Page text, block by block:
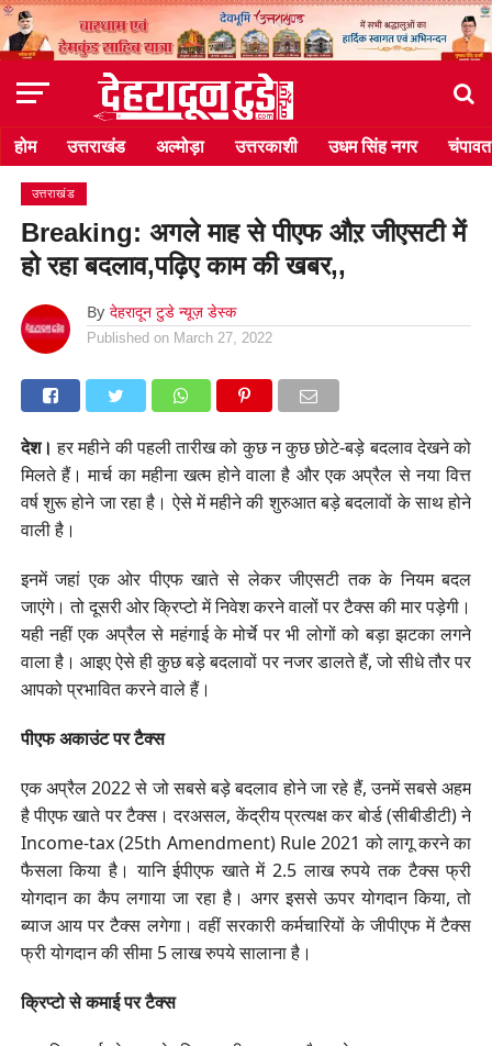
होम उत्तराखंड अल्मोड़ा उत्तरकाशी उधम सिंह नगर चंपावत
उत्तराखंड
Breaking: अगले माह से पीएफ औऱ जीएसटी में
हो रहा बदलाव,पढ़िए काम की खबर,,
By देहरादून टुडे न्यूज़ डेस्क
Published on March 27, 2022
देश। हर महीने की पहली तारीख को कुछ न कुछ छोटे-बड़े बदलाव देखने को
मिलते हैं। मार्च का महीना खत्म होने वाला है और एक अप्रैल से नया वित्त
वर्ष शुरू होने जा रहा है। ऐसे में महीने की शुरुआत बड़े बदलावों के साथ होने
वाली है।
इनमें जहां एक ओर पीएफ खाते से लेकर जीएसटी तक के नियम बदल
जाएंगे। तो दूसरी ओर क्रिप्टो में निवेश करने वालों पर टैक्स की मार पड़ेगी।
यही नहीं एक अप्रैल से महंगाई के मोर्चे पर भी लोगों को बड़ा झटका लगने
वाला है। आइए ऐसे ही कुछ बड़े बदलावों पर नजर डालते हैं, जो सीधे तौर पर
आपको प्रभावित करने वाले हैं।
पीएफ अकाउंट पर टैक्स
एक अप्रैल 2022 से जो सबसे बड़े बदलाव होने जा रहे हैं, उनमें सबसे अहम
है पीएफ खाते पर टैक्स। दरअसल, केंद्रीय प्रत्यक्ष कर बोर्ड (सीबीडीटी) ने
Income-tax (25th Amendment) Rule 2021 को लागू करने का
फैसला किया है। यानि ईपीएफ खाते में 2.5 लाख रुपये तक टैक्स फ्री
योगदान का कैप लगाया जा रहा है। अगर इससे ऊपर योगदान किया, तो
ब्याज आय पर टैक्स लगेगा। वहीं सरकारी कर्मचारियों के जीपीएफ में टैक्स
फ्री योगदान की सीमा 5 लाख रुपये सालाना है।
क्रिप्टो से कमाई पर टैक्स